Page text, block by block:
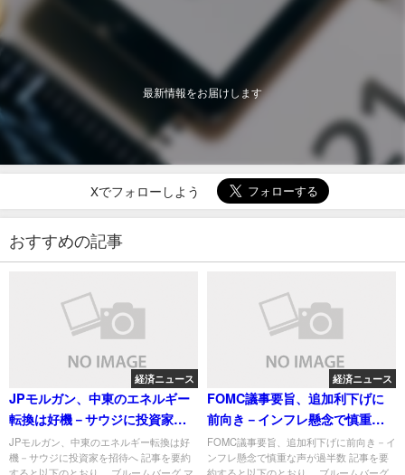
最新情報をお届けします
Xでフォローしよう
おすすめの記事
経済ニュース
JPモルガン、中東のエネルギー
転換は好機－サウジに投資家を
招待へ
JPモルガン、中東のエネルギー転換は好
機－サウジに投資家を招待へ 記事を要約
経済ニュース
FOMC議事要旨、追加利下げに
前向き－インフレ懸念で慎重な
声が過半数
FOMC議事要旨、追加利下げに前向き－イ
ンフレ懸念で慎重な声が過半数 記事を要